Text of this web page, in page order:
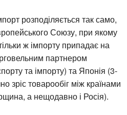
розподіляється так само,
Союзу, при якому
ж імпорту припадає на
партнером
та імпорту) та Японія (3-
зріс товарообіг між країнами
а нещодавно і Росія).